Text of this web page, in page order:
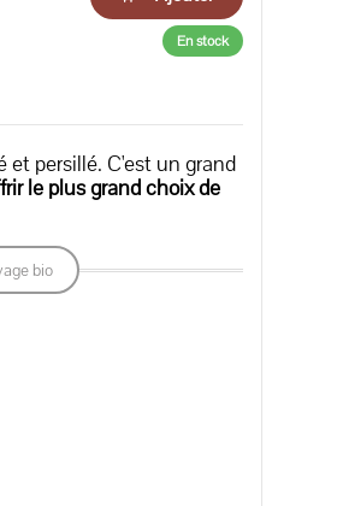
En stock
et persillé. C'est un grand
le plus grand choix de
bio